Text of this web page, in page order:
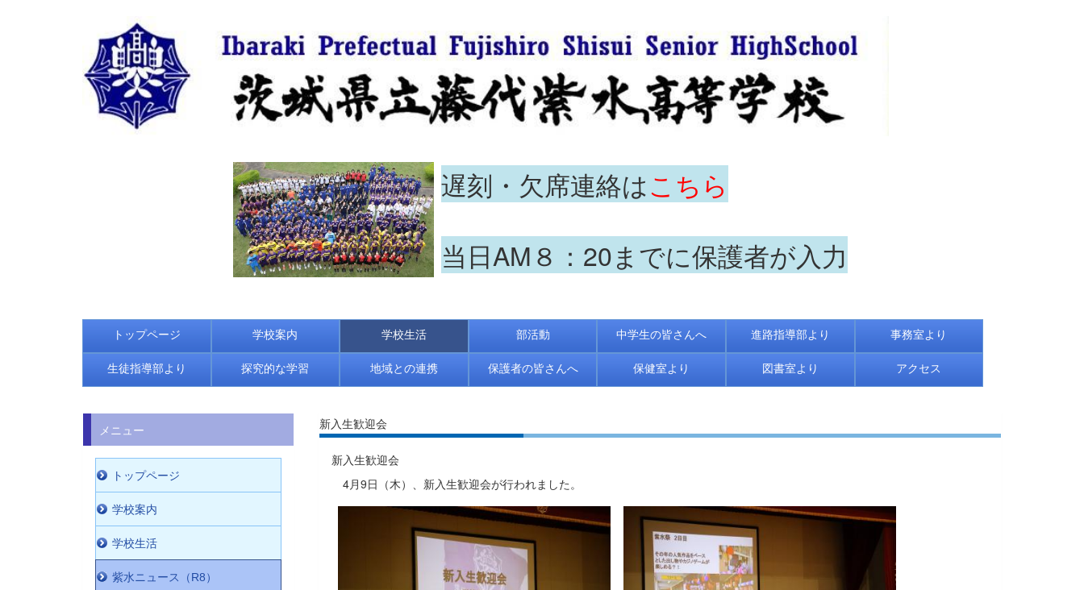
遅刻・欠席連絡はこちら
当日AM８：20までに保護者が入力
トップページ 学校案内 学校生活 部活動 中学生の皆さんへ 進路指導部より 事務室より
生徒指導部より 探究的な学習 地域との連携 保護者の皆さんへ 保健室より 図書室より アクセス
新入生歓迎会
新入生歓迎会
4月9日（木）、新入生歓迎会が行われました。
メニュー
トップページ
学校案内
学校生活
紫水ニュース（R8）